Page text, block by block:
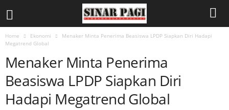
Home Ekonomi
Menaker Minta Penerima Beasiswa LPDP Siapkan Diri Hadapi
Megatrend Global
Menaker Minta Penerima
Beasiswa LPDP Siapkan Diri
Hadapi Megatrend Global